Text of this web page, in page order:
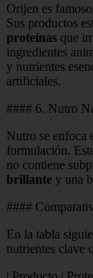
Orijen es
Sus productos
proteínas que
ingredientes
y nutrientes
artificiales.
#### 6. Nutro
Nutro se enfoca
formulación.
no contiene
brillante y una
####
En la tabla
nutrientes clave